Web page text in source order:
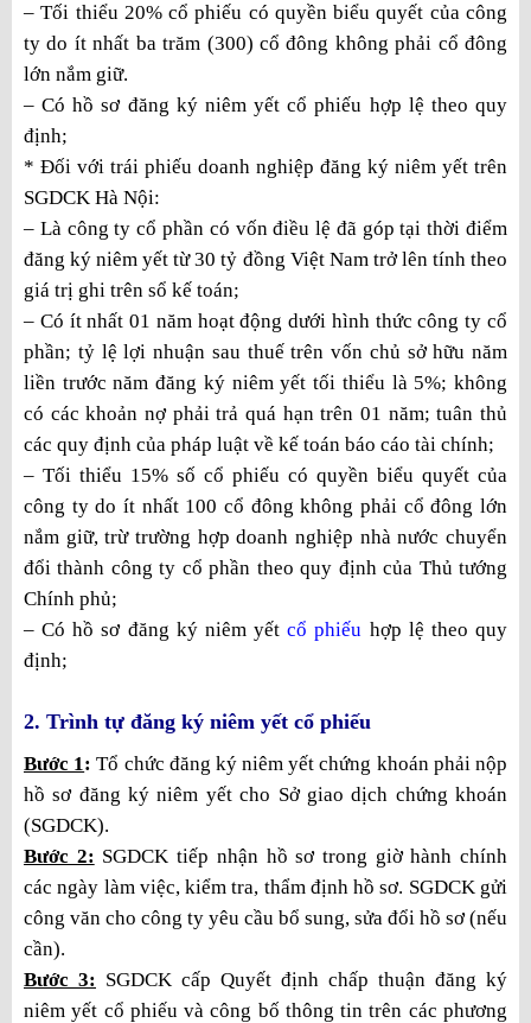
– Tối thiểu 20% cổ phiếu có quyền biểu quyết của công
ty do ít nhất ba trăm (300) cổ đông không phải cổ đông
lớn nắm giữ.
– Có hồ sơ đăng ký niêm yết cổ phiếu hợp lệ theo quy
định;
* Đối với trái phiếu doanh nghiệp đăng ký niêm yết trên
SGDCK Hà Nội:
– Là công ty cổ phần có vốn điều lệ đã góp tại thời điểm
đăng ký niêm yết từ 30 tỷ đồng Việt Nam trở lên tính theo
giá trị ghi trên sổ kế toán;
– Có ít nhất 01 năm hoạt động dưới hình thức công ty cổ
phần; tỷ lệ lợi nhuận sau thuế trên vốn chủ sở hữu năm
liền trước năm đăng ký niêm yết tối thiểu là 5%; không
có các khoản nợ phải trả quá hạn trên 01 năm; tuân thủ
các quy định của pháp luật về kế toán báo cáo tài chính;
– Tối thiểu 15% số cổ phiếu có quyền biểu quyết của
công ty do ít nhất 100 cổ đông không phải cổ đông lớn
nắm giữ, trừ trường hợp doanh nghiệp nhà nước chuyển
đổi thành công ty cổ phần theo quy định của Thủ tướng
Chính phủ;
– Có hồ sơ đăng ký niêm yếtcổ phiếu hợp lệ theo quy
định;
2. Trình tự đăng ký niêm yết cổ phiếu
Bước 1:Tổ chức đăng ký niêm yết chứng khoán phải nộp
hồ sơ đăng ký niêm yết cho Sở giao dịch chứng khoán
(SGDCK).
Bước 2: SGDCK tiếp nhận hồ sơ trong giờ hành chính
các ngày làm việc, kiểm tra, thẩm định hồ sơ. SGDCK gửi
công văn cho công ty yêu cầu bổ sung, sửa đổi hồ sơ (nếu
cần).
Bước 3: SGDCK cấp Quyết định chấp thuận đăng ký
niêm yết cổ phiếu và công bố thông tin trên các phương